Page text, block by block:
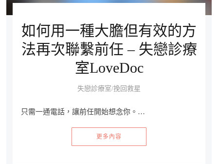
如何用一種大膽但有效的方
法再次聯繫前任 – 失戀診療
室LoveDoc
失戀診療室/挽回救星
只需一通電話，讓前任開始想念你。…
更多內容